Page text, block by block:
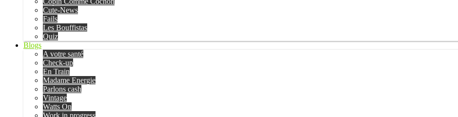
Cute-News
Fails
Les Bouffistas
Quiz
Blogs
A votre santé
Check-up
En Train
Madame Energie
Parlons cash
Vintage
Watts On
Work in progress